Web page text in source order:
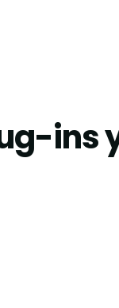
ins